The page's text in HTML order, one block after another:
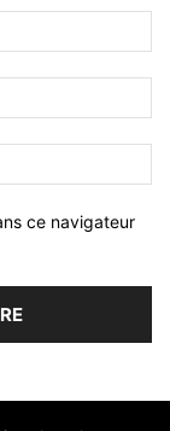
ce navigateur